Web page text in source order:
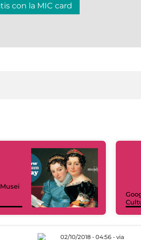
con la MIC card